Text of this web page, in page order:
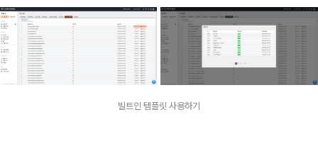
빌트인 템플릿 사용하기